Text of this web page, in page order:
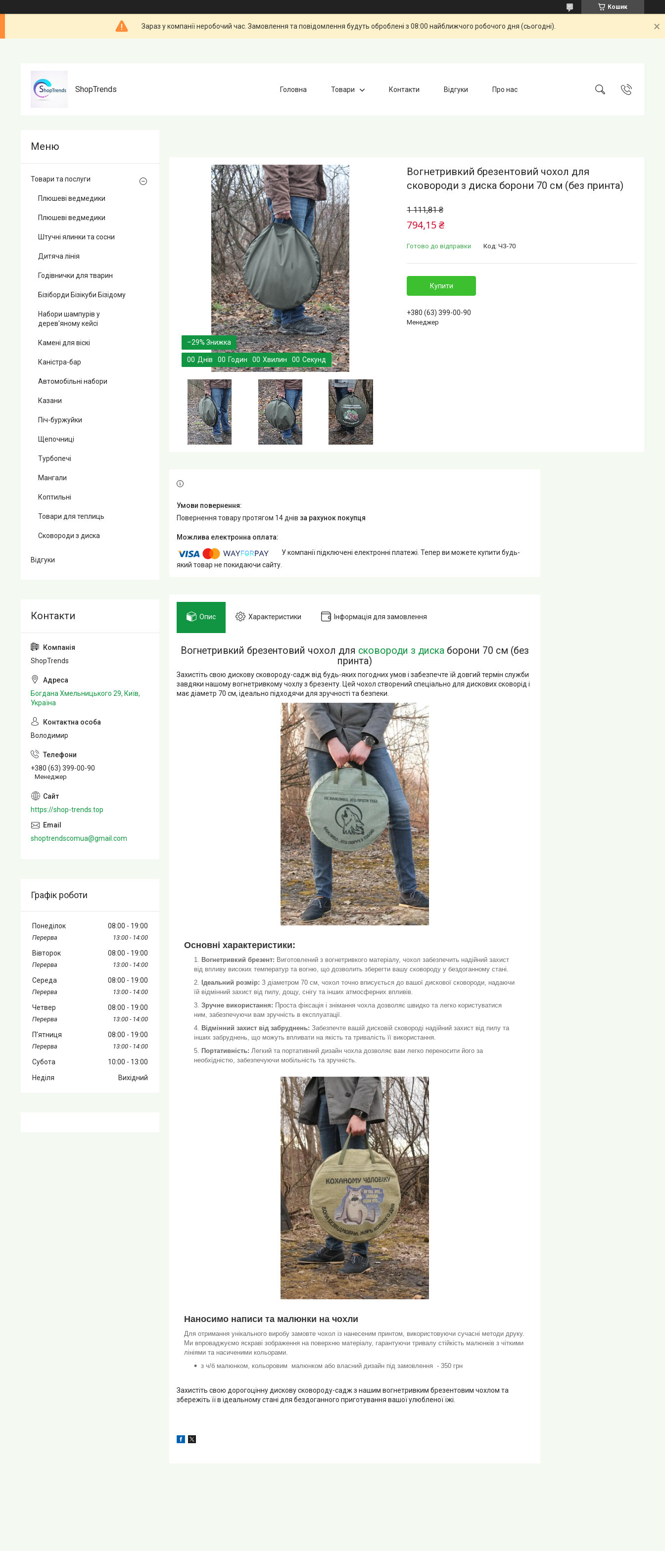
Кошик
Зараз у компанії неробочий час. Замовлення та повідомлення будуть оброблені з 08:00 найближчого робочого дня (сьогодні).
ShopTrends Головна Товари Контакти Відгуки Про нас
–29%
00 Днів 00 Годин 00 Хвилин 00 Секунд
Вогнетривкий брезентовий чохол для
сковороди з диска борони 70 см (без принта)
1 111,81 ₴
794,15 ₴
Готово до відправки Код: ЧЗ-70
Купити
+380 (63) 399-00-90
Менеджер
повернення товару протягом 14 днів за рахунок покупця
У компанії підключені електронні платежі. Тепер ви можете купити будь-
який товар не покидаючи сайту.
Опис Характеристики Інформація для замовлення
Вогнетривкий брезентовий чохол для сковороди з диска борони 70 см (без
принта)
Захистіть свою дискову сковороду-садж від будь-яких погодних умов і забезпечте їй довгий термін служби
завдяки нашому вогнетривкому чохлу з брезенту. Цей чохол створений спеціально для дискових сковорід і
має діаметр 70 см, ідеально підходячи для зручності та безпеки.
Основні характеристики:
Вогнетривкий брезент: Виготовлений з вогнетривкого матеріалу, чохол забезпечить надійний захист
від впливу високих температур та вогню, що дозволить зберегти вашу сковороду у бездоганному стані.
Ідеальний розмір: З діаметром 70 см, чохол точно вписується до вашої дискової сковороди, надаючи
їй відмінний захист від пилу, дощу, снігу та інших атмосферних впливів.
Зручне використання: Проста фіксація і знімання чохла дозволяє швидко та легко користуватися
ним, забезпечуючи вам зручність в експлуатації.
Відмінний захист від забруднень: Забезпечте вашій дисковій сковороді надійний захист від пилу та
інших забруднень, що можуть впливати на якість та тривалість її використання.
Портативність: Легкий та портативний дизайн чохла дозволяє вам легко переносити його за
необхідністю, забезпечуючи мобільність та зручність.
Наносимо написи та малюнки на чохли
Для отримання унікального виробу замовте чохол із нанесеним принтом, використовуючи сучасні методи друку.
Ми впроваджуємо яскраві зображення на поверхню матеріалу, гарантуючи тривалу стійкість малюнків з чіткими
лініями та насиченими кольорами.
з ч/б малюнком, кольоровим малюнком або власний дизайн під замовлення - 350 грн
Захистіть свою дорогоцінну дискову сковороду-садж з нашим вогнетривким брезентовим чохлом та
збережіть її в ідеальному стані для бездоганного приготування вашої улюбленої їжі.
Товари та послуги
Плюшеві ведмедики
Плюшеві ведмедики
Штучні ялинки та сосни
Дитяча лінія
Годівнички для тварин
Бізіборди Бізікуби Бізідому
Набори шампурів у
дерев'яному кейсі
Камені для віскі
Каністра-бар
Автомобільні набори
Казани
Піч-буржуйки
Щепочниці
Турбопечі
Мангали
Коптильні
Товари для теплиць
Сковороди з диска
Відгуки
ShopTrends
Богдана Хмельницького 29, Київ,
Україна
Володимир
+380 (63) 399-00-90
Менеджер
https://shop-trends.top
shoptrendscomua@gmail.com
Графік роботи
Понеділок 08:00 19:00
13:00 14:00
Вівторок 08:00 19:00
13:00 14:00
Середа 08:00 19:00
13:00 14:00
Четвер 08:00 19:00
13:00 14:00
Пʼятниця 08:00 19:00
13:00 14:00
Субота 10:00
13:00
Неділя
Вихідний